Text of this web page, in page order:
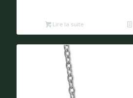
Lire la suite